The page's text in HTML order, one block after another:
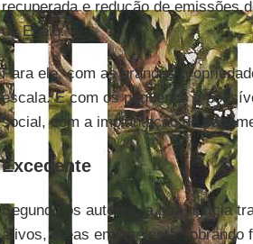
recuperada e redução de emissões
da Esalq.
Para ele, com as grandes
escala. E com os pequenos é
social, com a implantação de
Excedente
Segundo os autores, a boa notícia
ativos, áreas em que está